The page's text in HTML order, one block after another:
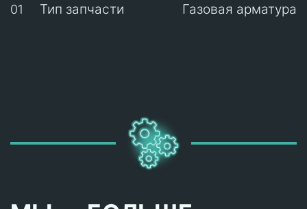
01 Тип запчасти Газовая арматура